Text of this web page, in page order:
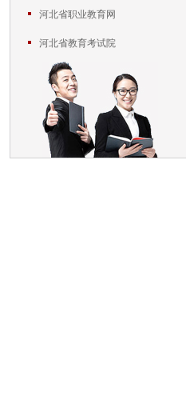
河北省职业教育网
河北省教育考试院